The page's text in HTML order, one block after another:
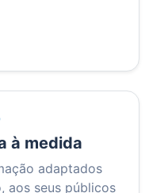
à medida
adaptados
aos seus públicos